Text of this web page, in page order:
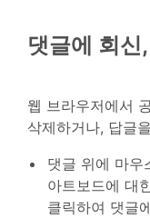
댓글에 회신
웹 브라우저에서
삭제하거나, 답글
댓글 위에 마우
아트보드에 대
클릭하여 댓글